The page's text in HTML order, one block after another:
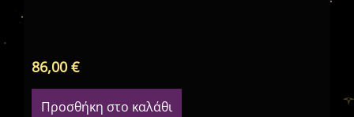
86,00€
Προσθήκη στο καλάθι